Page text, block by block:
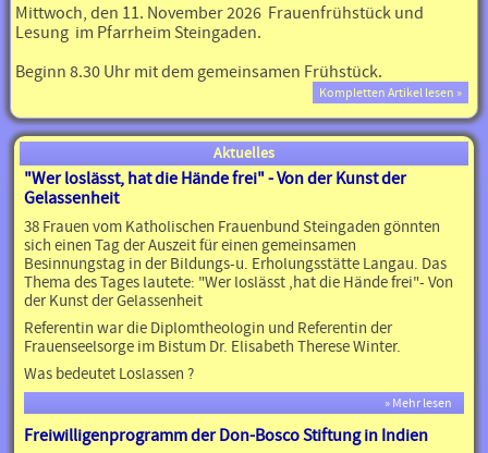
Mittwoch, den 11. November 2026 Frauenfrühstück und
Lesung im Pfarrheim Steingaden.
Beginn 8.30 Uhr mit dem gemeinsamen Frühstück.
Kompletten Artikel lesen »
Aktuelles
"Wer loslässt, hat die Hände frei" - Von der Kunst der
Gelassenheit
38 Frauen vom Katholischen Frauenbund Steingaden gönnten
sich einen Tag der Auszeit für einen gemeinsamen
Besinnungstag in der Bildungs-u. Erholungsstätte Langau. Das
Thema des Tages lautete: "Wer loslässt ,hat die Hände frei"- Von
der Kunst der Gelassenheit
Referentin war die Diplomtheologin und Referentin der
Frauenseelsorge im Bistum Dr. Elisabeth Therese Winter.
Was bedeutet Loslassen ?
» Mehr lesen
Freiwilligenprogramm der Don-Bosco Stiftung in Indien